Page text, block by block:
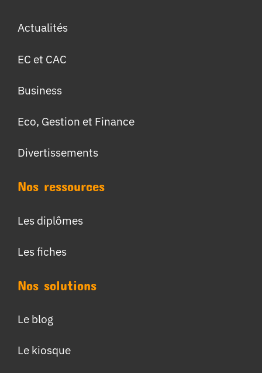
Actualités
EC et CAC
Business
Eco, Gestion et Finance
Divertissements
Nos ressources
Les diplômes
Les fiches
Nos solutions
Le blog
Le kiosque